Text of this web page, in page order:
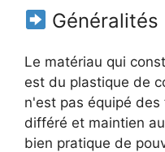
Généralités
Le matériau qui
est du plastique de
n'est pas équipé
différé et maintien
bien pratique de